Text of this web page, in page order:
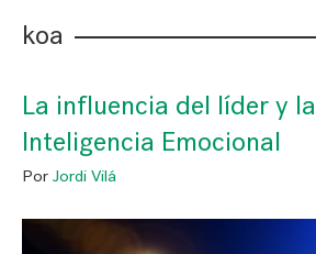
koa
La influencia del líder y la
Inteligencia Emocional
Por Jordi Vilá